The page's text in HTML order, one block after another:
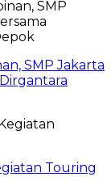
SMP Jakarta
Touring